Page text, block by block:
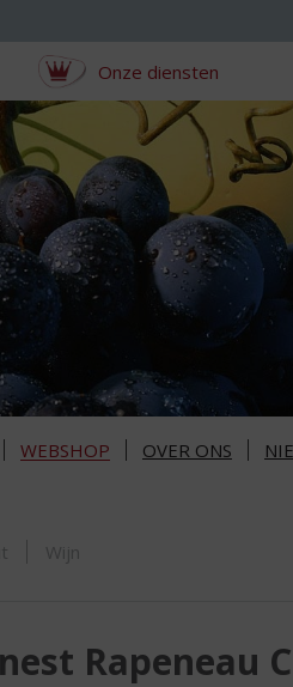
Onze diensten
WEBSHOP OVER ONS
Wijn
Rapeneau